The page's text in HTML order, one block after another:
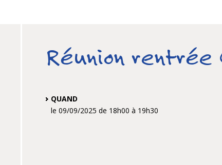
Réunion rentrée
QUAND
le 09/09/2025 de 18h00 à 19h30